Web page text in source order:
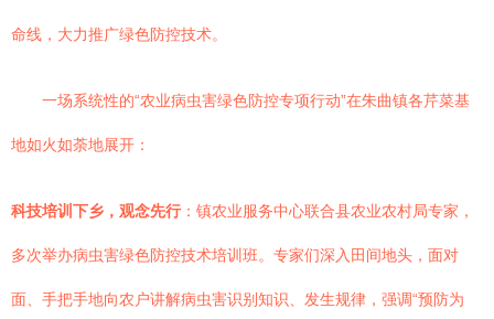
命线，大力推广绿色防控技术。
一场系统性的“农业病虫害绿色防控专项行动”在朱曲镇各芹菜基
地如火如荼地展开：
科技培训下乡，观念先行 ：镇农业服务中心联合县农业农村局专家，
多次举办病虫害绿色防控技术培训班。专家们深入田间地头，面对
面、手把手地向农户讲解病虫害识别知识、发生规律，强调“预防为